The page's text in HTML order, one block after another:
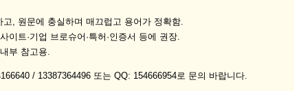
고, 원문에 충실하며 매끄럽고 용어가 정확함.
이트·기업 브로슈어·특허·인증서 등에 권장.
부 참고용.
/ 13387364496 또는 QQ: 154666954로 문의 바랍니다.